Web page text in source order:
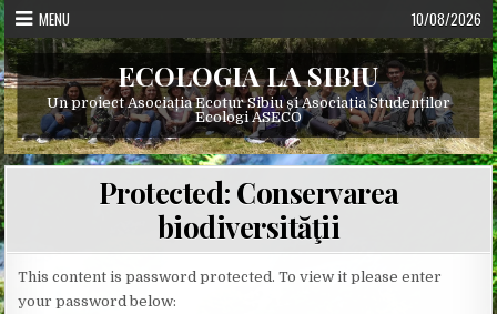
Skip
to
content
MENU 10/08/2026
ECOLOGIA LA SIBIU
Un proiect Asociația Ecotur Sibiu și Asociația Studenților
Ecologi ASECO
Protected: Conservarea
biodiversităţii
This content is password protected. To view it please enter
your password below: